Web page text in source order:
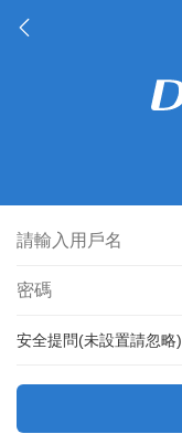
安全提問(未設置請忽略)